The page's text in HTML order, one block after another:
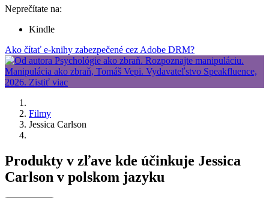
Neprečítate na:
Kindle
Ako čítať e-knihy zabezpečené cez Adobe DRM?
Filmy
Jessica Carlson
Produkty v zľave kde účinkuje Jessica
Carlson v polskom jazyku